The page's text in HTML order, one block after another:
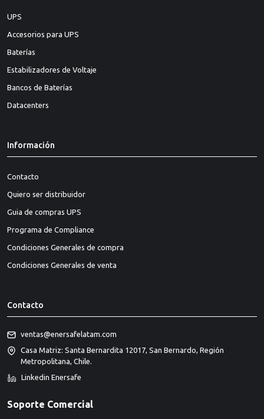
UPS
Accesorios para UPS
Baterías
Estabilizadores de Voltaje
Bancos de Baterías
Datacenters
Información
Contacto
Quiero ser distribuidor
Guia de compras UPS
Programa de Compliance
Condiciones Generales de compra
Condiciones Generales de venta
Contacto
ventas@enersafelatam.com
Casa Matriz: Santa Bernardita 12017, San Bernardo, Región
Metropolitana, Chile.
Linkedin Enersafe
Soporte Comercial